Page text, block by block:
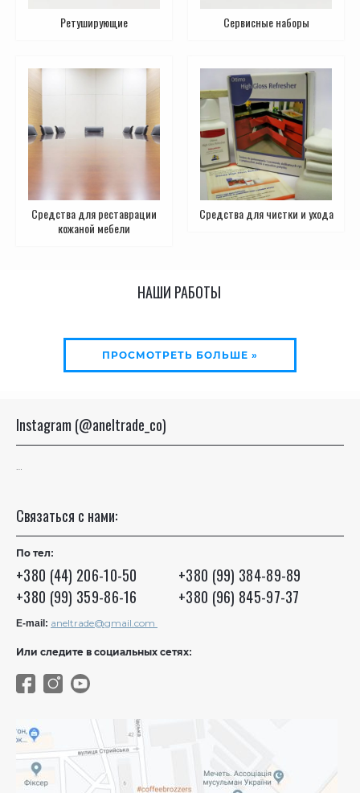
Ретуширующие Сервисные наборы
Средства для реставрации
кожаной мебели
Средства для чистки и ухода
НАШИ РАБОТЫ
ПРОСМОТРЕТЬ БОЛЬШЕ »
Instagram (@aneltrade_co)
…
Связаться с нами:
По тел:
+380 (44) 206-10-50
+380 (99) 384-89-89
+380 (99) 359-86-16
+380 (96) 845-97-37
E-mail: aneltrade@gmail.com
Или следите в социальных сетях: